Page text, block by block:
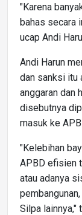
"Karena
bahas secara
ucap Andi
Andi Harun
dan sanksi itu
anggaran dan
disebutnya
masuk ke
"Kelebihan
APBD efisien
atau adanya
Silpa lainnya,"